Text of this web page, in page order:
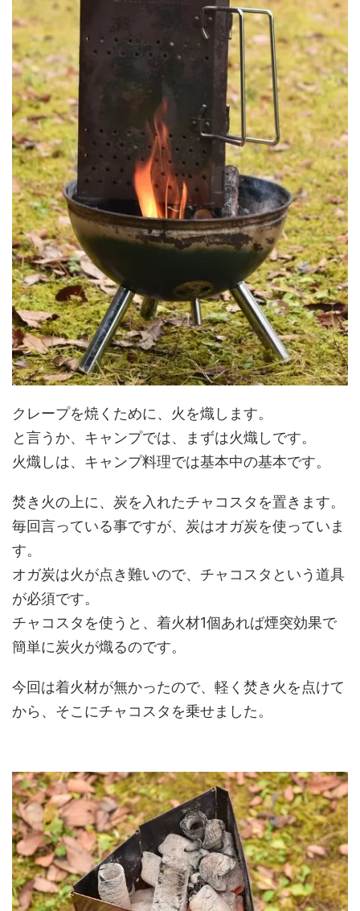
クレープを焼くために、火を熾します。
と言うか、キャンプでは、まずは火熾しです。
火熾しは、キャンプ料理では基本中の基本です。
焚き火の上に、炭を入れたチャコスタを置きます。
毎回言っている事ですが、炭はオガ炭を使っていま
す。
オガ炭は火が点き難いので、チャコスタという道具
が必須です。
チャコスタを使うと、着火材1個あれば煙突効果で
簡単に炭火が熾るのです。
今回は着火材が無かったので、軽く焚き火を点けて
から、そこにチャコスタを乗せました。